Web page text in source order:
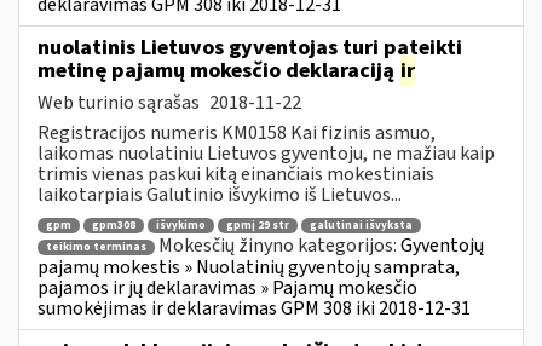
nuolatinis Lietuvos gyventojas turi pateikti
metinę pajamų mokesčio deklaraciją ir
Web turinio sąrašas 2018-11-22
Registracijos numeris KM0158 Kai fizinis asmuo,
laikomas nuolatiniu Lietuvos gyventoju, ne mažiau kaip
trimis vienas paskui kitą einančiais mokestiniais
laikotarpiais Galutinio išvykimo iš Lietuvos...
gpm gpm308 išvykimo gpmį 29 str
galutinai išvyksta
teikimo terminas
Mokesčių žinyno kategorijos:Gyventojų
pajamų mokestis » Nuolatinių gyventojų samprata,
pajamos ir jų deklaravimas » Pajamų mokesčio
sumokėjimas ir deklaravimas GPM 308 iki 2018-12-31